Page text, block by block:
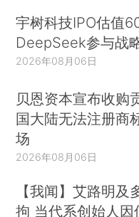
宇树科技IPO估值
DeepSeek参与战
2026年08月06日
贝恩资本宣布收购
国大陆无法注册商
场
2026年08月06日
【我闻】艾路明及
拘 当代系创始人因